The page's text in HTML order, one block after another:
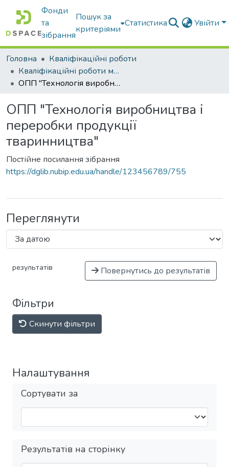
Фонди
та
зібрання
Пошук за
критеріями
Статистика Увійти
Головна
Кваліфікаційні роботи
Кваліфікаційні роботи магістрів
ОПП "Технологія виробництва і переробки продукції тваринництва"
ОПП "Технологія виробництва і
переробки продукції
тваринництва"
Постійне посилання зібрання
https://dglib.nubip.edu.ua/handle/123456789/755
Переглянути
результатів Повернутись до результатів
Фільтри
Скинути фільтри
Налаштування
Сортувати за
Результатів на сторінку